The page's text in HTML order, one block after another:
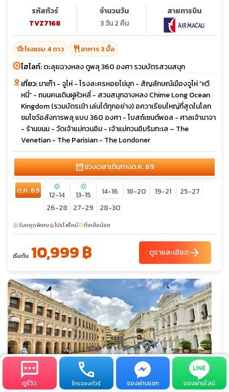
รหัสทัวร์
TVZ7168
จำนวนวัน
3 วัน 2 คืน
สายการบิน
hotel_classโรงแรม 4 ดาว restaurant อาหาร 3 มื้อ
ไฮไลท์:ตะลุยฉางหลง ดูพลุ 360 องศา รวมบัตรสวนสนุก
เที่ยว:มาเก๊า - จูไห่ - โรงละครหอยไข่มุก - สัญลักษณ์เมืองจูไห่ “หวี
หนี่” - ถนนคนเดินฝูหัวหลี่ - สวนสนุกฉางหลง Chime Long Ocean
Kingdom (รวมบัตรเข้า เล่นได้ทุกอย่าง) อควาเรียมใหญ่ที่สุดในโลก
ชมโชว์อลังการพลุ แบบ 360 องศา - โบสถ์เซนต์พอล - ศาลเจ้านาจา
- ร้านขนม - วัดเจ้าแม่กวนอิม - เจ้าแม่กวนอิมริมทะเล – The
Venetian - The Parisian - The Londoner
calendar_monthช่วงเวลาเดินทางต.ค. 69
ต.ค. 69 sunny
12-14
sunny
13-15 14-16 18-20 19-21
25-27
26-28
27-29 28-30
sunnyวันหยุดพิเศษlocal_fire_departmentโปรไฟไหม้confirmation_numberที่เหลือน้อย
เริ่มต้น 10,999 ฿ ดูรายละเอียดarrow_forward
ดูรีวิว โทรจองทัวร์ จองผ่านแชท จองผ่านไลน์